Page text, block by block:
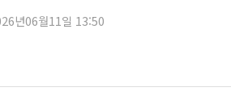
년06월11일 13:50